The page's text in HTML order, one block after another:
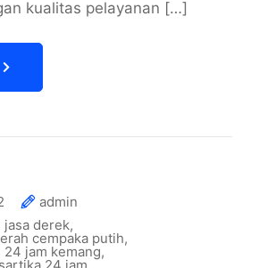
kualitas pelayanan […]
admin
derek,
cempaka putih,
jam kemang,
24 jam,